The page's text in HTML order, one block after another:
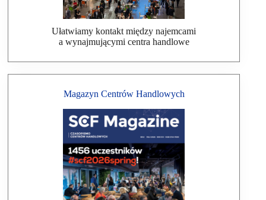
Ułatwiamy kontakt między najemcami
a wynajmującymi centra handlowe
Magazyn Centrów Handlowych